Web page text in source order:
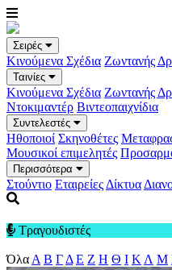
Σειρές
Κινούμενα Σχέδια Ζωντανής
Ταινίες
Κινούμενα Σχέδια Ζωντανής
Ντοκιμαντέρ Βιντεοπαιχνίδια
Συντελεστές
Ηθοποιοί Σκηνοθέτες
Μουσικοί επιμελητές
Περισσότερα
Στούντιο Εταιρείες Δίκτυα
Τραγουδιστές
Όλα Α Β Γ Δ Ε Ζ Η Θ Ι Κ Λ Μ